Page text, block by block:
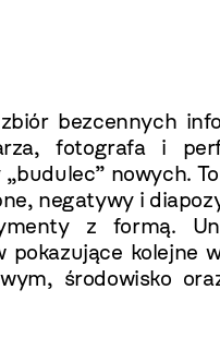
bezcennych
fotografa i
nowych.
negatywy i
z formą.
kolejne
środowisko